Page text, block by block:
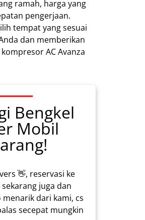
ramah, harga yang
pengerjaan.
tempat yang sesuai
dan memberikan
AC Avanza
Bengkel
Mobil
👋, reservasi ke
juga dan
dari kami, cs
secepat mungkin